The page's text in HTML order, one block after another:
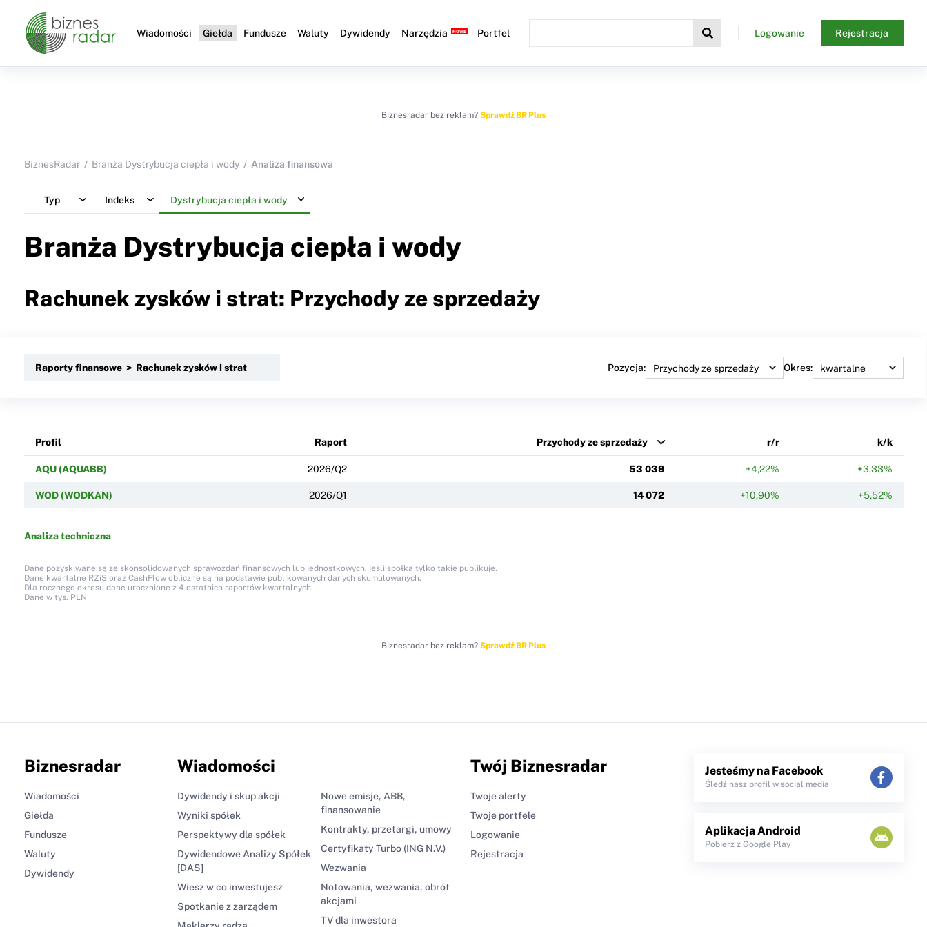
Wiadomości Giełda Fundusze Waluty Dywidendy Narzędzia Portfel Logowanie Rejestracja
Biznesradar bez reklam? Sprawdź BR Plus
BiznesRadar Branża Dystrybucja ciepła i wody Analiza finansowa
Typ Indeks Dystrybucja ciepła i wody
Branża Dystrybucja ciepła i wody
Rachunek zysków i strat: Przychody ze sprzedaży
Raporty finansowe > Rachunek zysków i strat Pozycja: Okres:
Profil Raport Przychody ze sprzedaży r/r k/k
AQU (AQUABB) 2026/Q2 53 039 +4,22% +3,33%
WOD (WODKAN) 2026/Q1 14 072 +10,90% +5,52%
Analiza techniczna
Dane pozyskiwane są ze skonsolidowanych sprawozdań finansowych lub jednostkowych, jeśli spółka tylko takie publikuje.
Dane kwartalne RZiS oraz CashFlow obliczne są na podstawie publikowanych danych skumulowanych.
Dla rocznego okresu dane urocznione z 4 ostatnich raportów kwartalnych.
Dane w tys. PLN
Biznesradar bez reklam? Sprawdź BR Plus
Biznesradar
Wiadomości
Giełda
Fundusze
Waluty
Dywidendy
Wiadomości
Dywidendy i skup akcji
Wyniki spółek
Perspektywy dla spółek
Dywidendowe Analizy Spółek
[DAS]
Wiesz w co inwestujesz
Spotkanie z zarządem
Nowe emisje, ABB,
finansowanie
Kontrakty, przetargi, umowy
Certyfikaty Turbo (ING N.V.)
Wezwania
Notowania, wezwania, obrót
akcjami
TV dla inwestora
Twój Biznesradar
Twoje alerty
Twoje portfele
Logowanie
Rejestracja
Jesteśmy na Facebook
Śledź nasz profil w social media
Aplikacja Android
Pobierz z Google Play